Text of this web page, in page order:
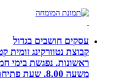
עסקים חושבים בגדול
קבוצת נטוורקינג זומית קטנה
ראשונות. נפגשת בימי